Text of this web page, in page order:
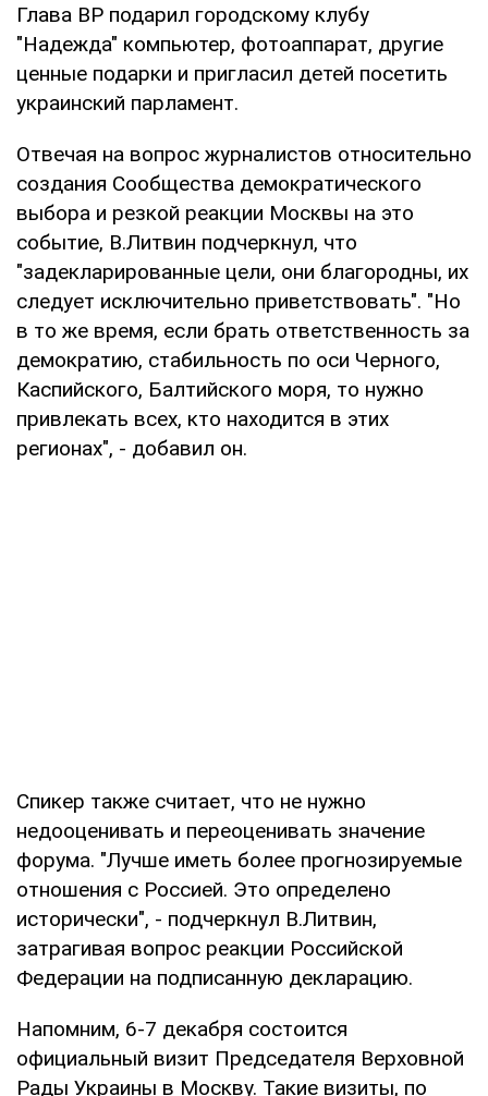
Глава ВР подарил городскому клубу
"Надежда" компьютер, фотоаппарат, другие
ценные подарки и пригласил детей посетить
украинский парламент.
Отвечая на вопрос журналистов относительно
создания Сообщества демократического
выбора и резкой реакции Москвы на это
событие, В.Литвин подчеркнул, что
"задекларированные цели, они благородны, их
следует исключительно приветствовать". "Но
в то же время, если брать ответственность за
демократию, стабильность по оси Черного,
Каспийского, Балтийского моря, то нужно
привлекать всех, кто находится в этих
регионах", - добавил он.
Спикер также считает, что не нужно
недооценивать и переоценивать значение
форума. "Лучше иметь более прогнозируемые
отношения с Россией. Это определено
исторически", - подчеркнул В.Литвин,
затрагивая вопрос реакции Российской
Федерации на подписанную декларацию.
Напомним, 6-7 декабря состоится
официальный визит Председателя Верховной
Рады Украины в Москву. Такие визиты, по